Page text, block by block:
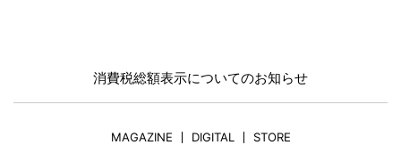
消費税総額表示についてのお知らせ
MAGAZINE DIGITAL
STORE